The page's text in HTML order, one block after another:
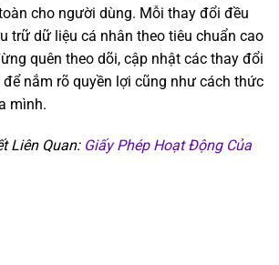
cho người dùng. Mỗi thay đổi đều
trữ dữ liệu cá nhân theo tiêu chuẩn cao
quên theo dõi, cập nhật các thay đổi
nắm rõ quyền lợi cũng như cách thức
mình.
Liên Quan: Giấy Phép Hoạt Động Của